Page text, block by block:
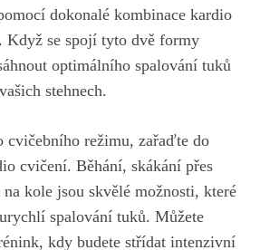
dokonalé‌ kombinace kardio
Když se spojí tyto dvě formy
optimálního spalování tuků
stehnech.
cvičebního režimu, zařaďte do
⁣cvičení. Běhání, skákání přes
kole jsou skvělé možnosti, které
spalování tuků. Můžete⁢
kdy budete střídat ‌intenzivní